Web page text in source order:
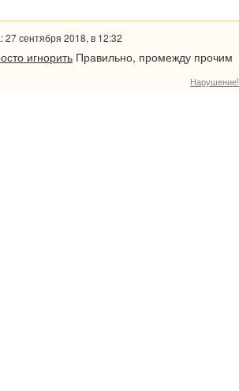
27 сентября 2018, в 12:32
игнорить Правильно, промежду прочим
Нарушение!